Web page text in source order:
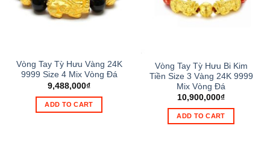
Vòng Tay Tỳ Hưu Vàng 24K
9999 Size 4 Mix Vòng Đá
9,488,000₫
ADD TO CART
Vòng Tay Tỳ Hưu Bi Kim
Tiền Size 3 Vàng 24K 9999
Mix Vòng Đá
10,900,000₫
ADD TO CART